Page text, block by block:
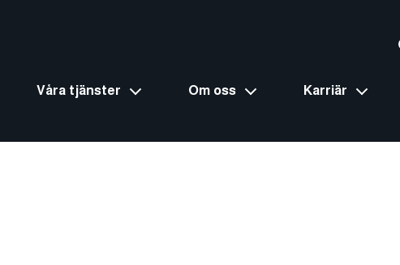
Våra tjänster Om oss Karriär